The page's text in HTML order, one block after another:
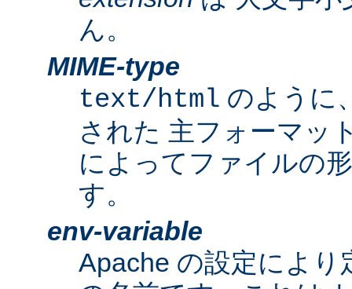
ん。
MIME-type
text/html のように
された 主フォーマッ
によってファイルの
す。
env-variable
Apache の設定によ